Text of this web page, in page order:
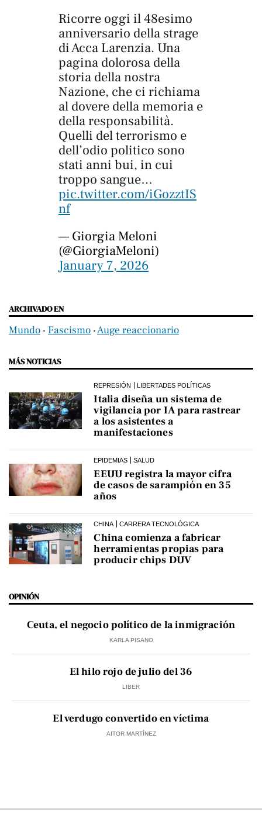
Ricorre oggi il 48esimo
anniversario della strage
di Acca Larenzia. Una
pagina dolorosa della
storia della nostra
Nazione, che ci richiama
al dovere della memoria e
della responsabilità.
Quelli del terrorismo e
dell’odio politico sono
stati anni bui, in cui
troppo sangue…
pic.twitter.com/iGozztIS
nf
— Giorgia Meloni
(@GiorgiaMeloni)
January 7, 2026
ARCHIVADO EN
Mundo ‧ Fascismo ‧Auge reaccionario
MÁS NOTICIAS
REPRESIÓN LIBERTADES POLÍTICAS
Italia diseña un sistema de
vigilancia por IA para rastrear
a los asistentes a
manifestaciones
EPIDEMIAS SALUD
EEUU registra la mayor cifra
de casos de sarampión en 35
años
CHINA CARRERA TECNOLÓGICA
China comienza a fabricar
herramientas propias para
producir chips DUV
OPINIÓN
Ceuta, el negocio político de la inmigración
KARLA PISANO
El hilo rojo de julio del 36
LIBER
El verdugo convertido en víctima
AITOR MARTÍNEZ